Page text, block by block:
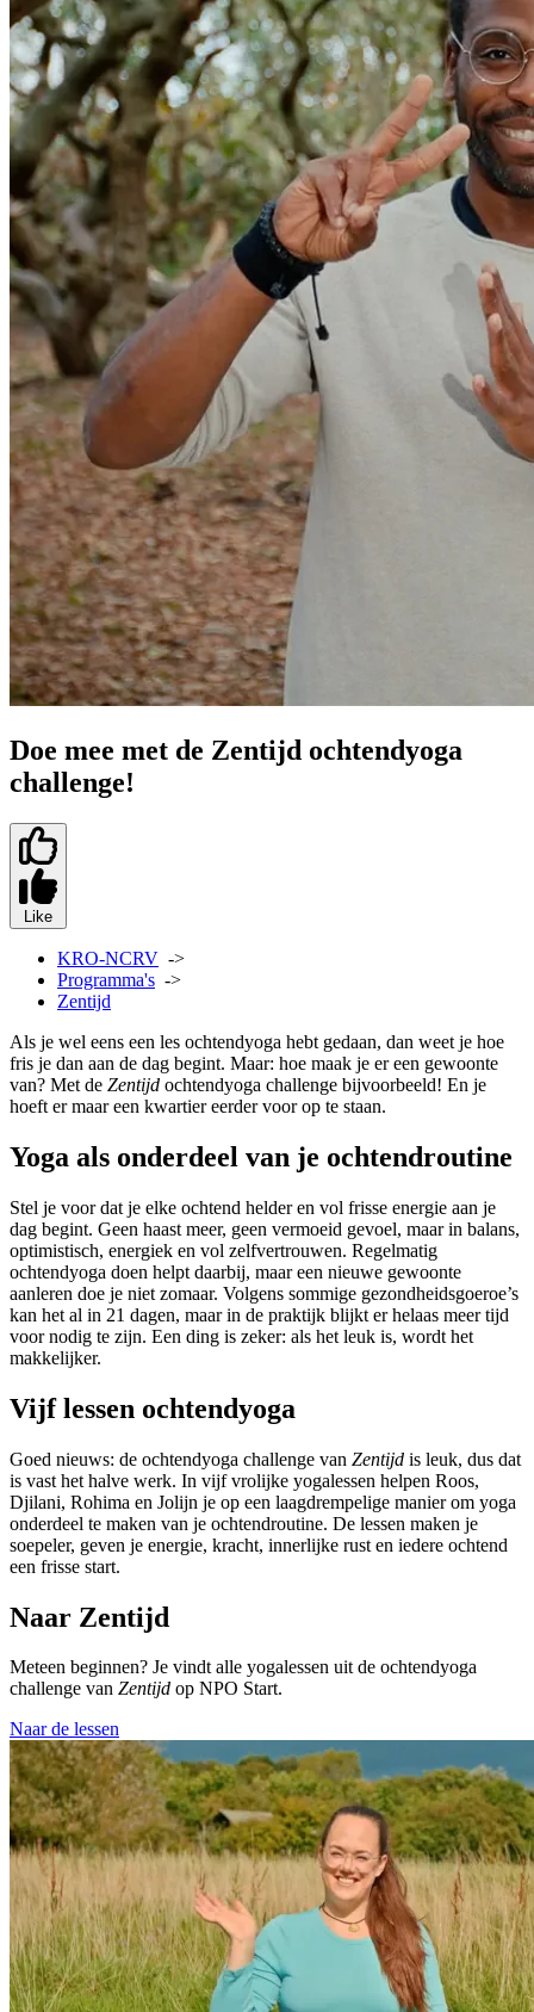
Doe mee met de Zentijd ochtendyoga
challenge!
Like
KRO-NCRV ->
Programma's ->
Zentijd
Als je wel eens een les ochtendyoga hebt gedaan, dan weet je hoe
fris je dan aan de dag begint. Maar: hoe maak je er een gewoonte
van? Met de Zentijd ochtendyoga challenge bijvoorbeeld! En je
hoeft er maar een kwartier eerder voor op te staan.
Yoga als onderdeel van je ochtendroutine
Stel je voor dat je elke ochtend helder en vol frisse energie aan je
dag begint. Geen haast meer, geen vermoeid gevoel, maar in balans,
optimistisch, energiek en vol zelfvertrouwen. Regelmatig
ochtendyoga doen helpt daarbij, maar een nieuwe gewoonte
aanleren doe je niet zomaar. Volgens sommige gezondheidsgoeroe’s
kan het al in 21 dagen, maar in de praktijk blijkt er helaas meer tijd
voor nodig te zijn. Een ding is zeker: als het leuk is, wordt het
makkelijker.
Vijf lessen ochtendyoga
Goed nieuws: de ochtendyoga challenge van Zentijd is leuk, dus dat
is vast het halve werk. In vijf vrolijke yogalessen helpen Roos,
Djilani, Rohima en Jolijn je op een laagdrempelige manier om yoga
onderdeel te maken van je ochtendroutine. De lessen maken je
soepeler, geven je energie, kracht, innerlijke rust en iedere ochtend
een frisse start.
Naar Zentijd
Meteen beginnen? Je vindt alle yogalessen uit de ochtendyoga
challenge van Zentijd op NPO Start.
Naar de lessen